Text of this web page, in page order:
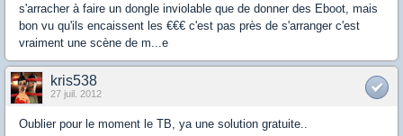
s'arracher à faire un dongle inviolable que de donner des Eboot, mais
bon vu qu'ils encaissent les €€€ c'est pas près de s'arranger c'est
vraiment une scène de m...e
kris538
27 juil. 2012
Oublier pour le moment le TB, ya une solution gratuite..